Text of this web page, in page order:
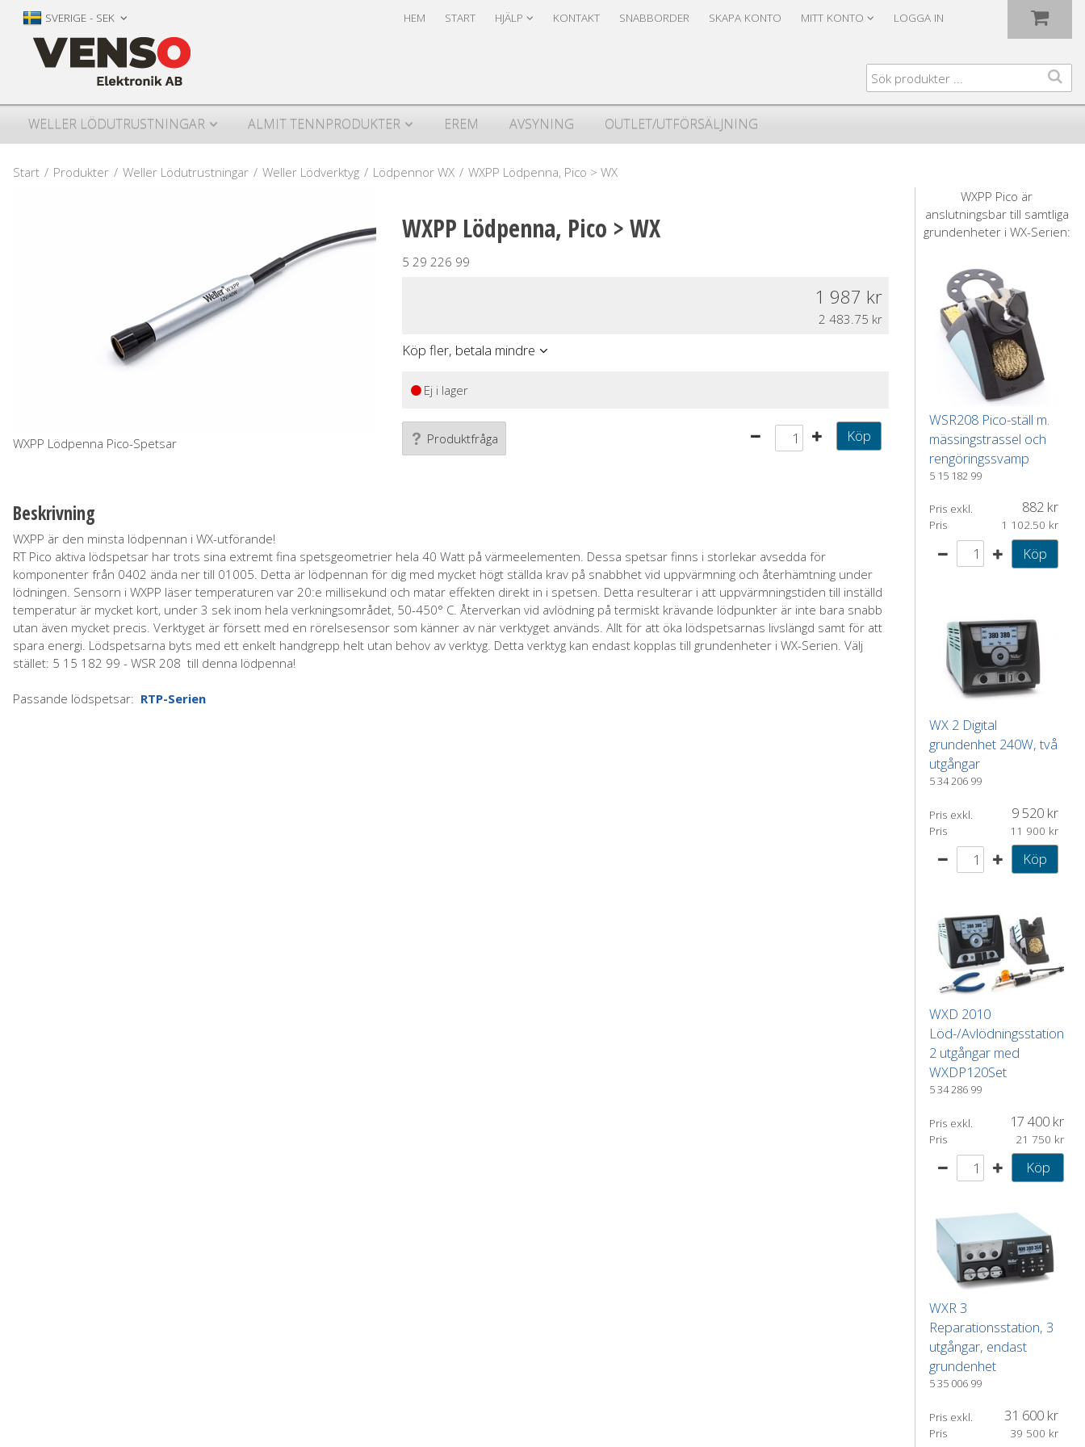
SVERIGE - SEK HEM START HJÄLP
Säkerhet & Cookies KONTAKT SNABBORDER SKAPA KONTO MITT KONTO LOGGA IN
WELLER LÖDUTRUSTNINGAR ALMIT TENNPRODUKTER EREM AVSYNING OUTLET/UTFÖRSÄLJNING
Start / Produkter / Weller Lödutrustningar / Weller Lödverktyg / Lödpennor WX / WXPP Lödpenna, Pico > WX
WXPP Lödpenna Pico-Spetsar
WXPP Lödpenna, Pico > WX
5 29 226 99
1 987
2 483.75
Köp fler, betala mindre
Ej i lager
Produktfråga Köp
Beskrivning
WXPP är den minsta lödpennan i WX-utförande!
RT Pico aktiva lödspetsar har trots sina extremt fina spetsgeometrier hela 40 Watt på värmeelementen. Dessa spetsar finns i storlekar avsedda för
komponenter från 0402 ända ner till 01005. Detta är lödpennan för dig med mycket högt ställda krav på snabbhet vid uppvärmning och återhämtning under
lödningen. Sensorn i WXPP läser temperaturen var 20:e millisekund och matar effekten direkt in i spetsen. Detta resulterar i att uppvärmningstiden till inställd
temperatur är mycket kort, under 3 sek inom hela verkningsområdet, 50-450° C. Återverkan vid avlödning på termiskt krävande lödpunkter är inte bara snabb
utan även mycket precis. Verktyget är försett med en rörelsesensor som känner av när verktyget används. Allt för att öka lödspetsarnas livslängd samt för att
spara energi. Lödspetsarna byts med ett enkelt handgrepp helt utan behov av verktyg. Detta verktyg kan endast kopplas till grundenheter i WX-Serien. Välj
stället: 5 15 182 99 - WSR 208 till denna lödpenna!
Passande lödspetsar: RTP-Serien
WXPP Pico är
anslutningsbar till samtliga
grundenheter i WX-Serien:
WSR208 Pico-ställ m.
mässingstrassel och
rengöringssvamp
5 15 182 99
Pris exkl. 882
Pris 1 102.50
Köp
WX 2 Digital
grundenhet 240W, två
utgångar
5 34 206 99
Pris exkl. 9 520
Pris 11 900
Köp
WXD 2010
Löd-/Avlödningsstation
2 utgångar med
WXDP120Set
5 34 286 99
Pris exkl. 17 400
Pris 21 750
Köp
WXR 3
Reparationsstation, 3
utgångar, endast
grundenhet
5 35 006 99
Pris exkl. 31 600
Pris 39 500